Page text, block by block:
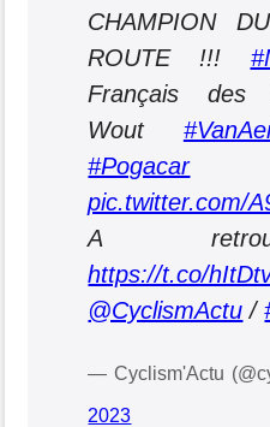
CHAMPION
ROUTE !!!
Français des
Wout
#Pogacar
pic.twitter.com/
A
https://t.co/
@CyclismActu /
— Cyclism'Actu
2023